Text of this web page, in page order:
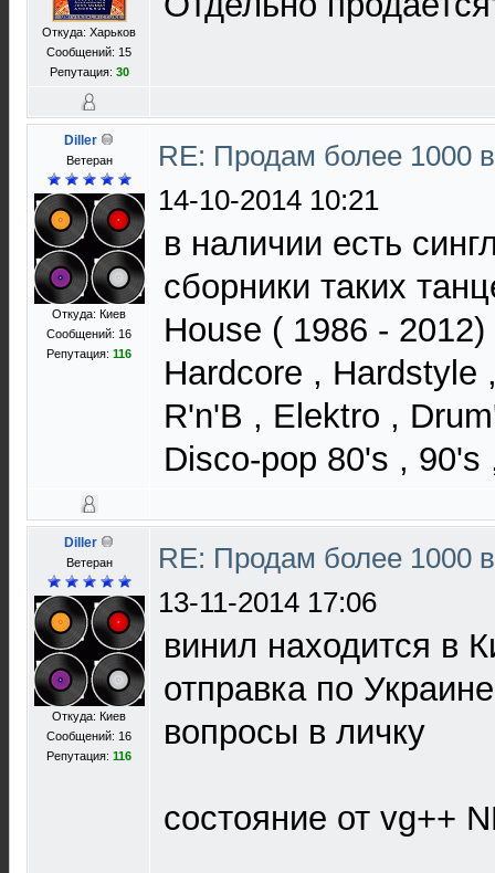
Откуда: Харьков
Сообщений: 15
Репутация: 30
Diller
Ветеран
Откуда: Киев
Сообщений: 16
Репутация: 116
RE: Продам более 1000
14-10-2014 10:21
в наличии есть
сборники таких
House ( 1986 -
Hardcore , Hardstyle
R'n'B , Elektro ,
Disco-pop 80's , 90's
Diller
Ветеран
Откуда: Киев
Сообщений: 16
Репутация: 116
RE: Продам более 1000
13-11-2014 17:06
винил находится в
отправка по
вопросы в личку
состояние от vg++